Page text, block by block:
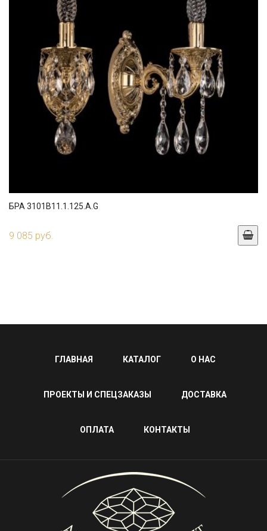
БРА 3101B11.1.125.A.G
9 085 руб.
ГЛАВНАЯ КАТАЛОГ О НАС
ПРОЕКТЫ И СПЕЦЗАКАЗЫ ДОСТАВКА
ОПЛАТА КОНТАКТЫ